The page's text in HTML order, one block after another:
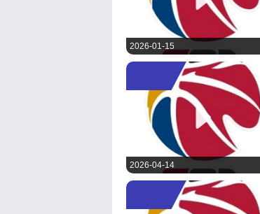
2026-01-15
2026-04-14